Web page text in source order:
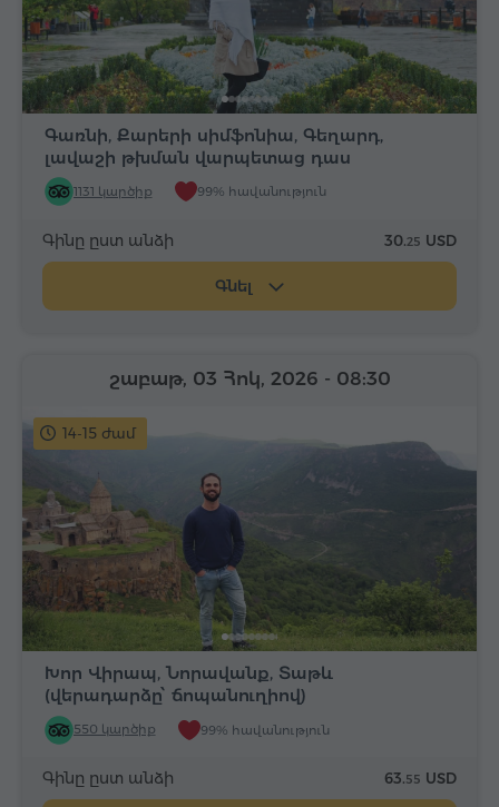
Գառնի, Քարերի սիմֆոնիա, Գեղարդ,
լավաշի թխման վարպետաց դաս
1131 կարծիք 99% հավանություն
Գինը ըստ անձի 30.25 USD
Գնել
14-15 ժամ
Խոր Վիրապ, Նորավանք, Տաթև
(վերադարձը՝ ճոպանուղիով)
550 կարծիք 99% հավանություն
շաբաթ, 03 Հոկ, 2026 - 08:30
Գինը ըստ անձի 63.55 USD